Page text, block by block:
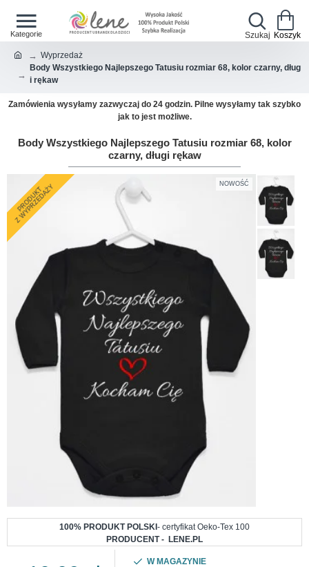
Wyprzedaż
Body Wszystkiego Najlepszego Tatusiu rozmiar 68, kolor czarny, dług
i rękaw
Zamówienia wysyłamy zazwyczaj do 24 godzin. Pilne wysyłamy tak szybko
jak to jest możliwe.
Body Wszystkiego Najlepszego Tatusiu rozmiar 68, kolor
czarny, długi rękaw
NOWOŚĆ
PRODUKT
Z WYPRZEDAŻY
100% PRODUKT POLSKI - certyfikat Oeko-Tex 100
PRODUCENT - LENE.PL
W MAGAZYNIE